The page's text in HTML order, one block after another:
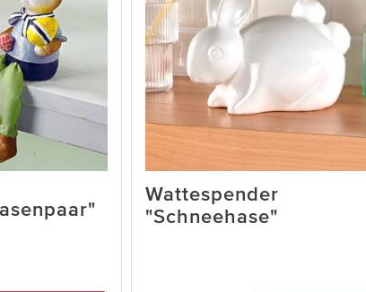
Wattespender
"Schneehase"